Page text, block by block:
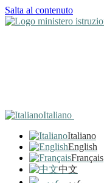
Salta al contenuto
Italiano
Italiano
English
Français
中文